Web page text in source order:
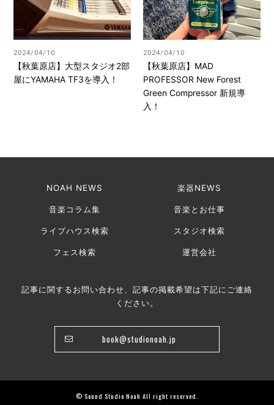
2024/04/10
【秋葉原店】大型スタジオ2部
屋にYAMAHA TF3を導入！
2024/04/10
【秋葉原店】MAD
PROFESSOR New Forest
Green Compressor 新規導
入！
NOAH NEWS 楽器NEWS
音楽コラム集 音楽とお仕事
ライブハウス検索 スタジオ検索
フェス検索 運営会社
記事に関するお問い合わせ、記事の掲載希望は下記にご連絡
ください。
book@studionoah.jp
© Sound Studio Noah All right reserved.